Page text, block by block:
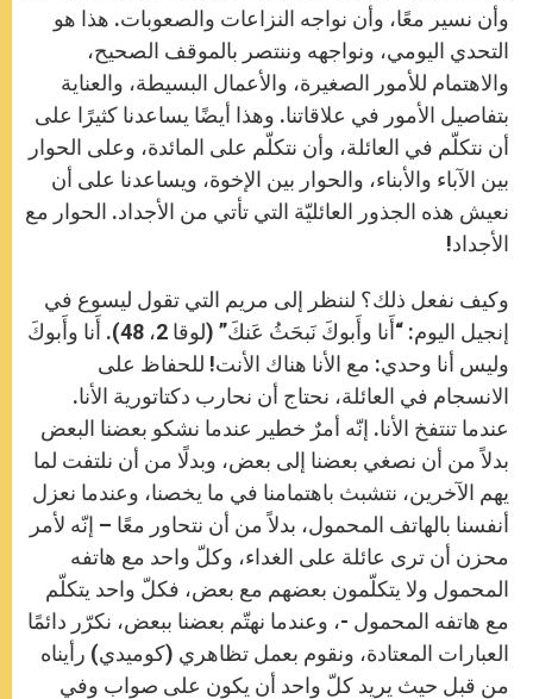
وأن نسير معًا، وأن نواجه النزاعات والصعوبات. هذا هو
التحدي اليومي، ونواجهه وننتصر بالموقف الصحيح،
والاهتمام للأمور الصغيرة، والأعمال البسيطة، والعناية
بتفاصيل الأمور في علاقاتنا. وهذا أيضًا يساعدنا كثيرًا على
أن نتكلّم في العائلة، وأن نتكلّم على المائدة، وعلى الحوار
بين الآباء والأبناء، والحوار بين الإخوة، ويساعدنا على أن
نعيش هذه الجذور العائليّة التي تأتي من الأجداد. الحوار مع
الأجداد!
وكيف نفعل ذلك؟ لننظر إلى مريم التي تقول ليسوع في
إنجيل اليوم: “أَنا وأَبوكَ نَبحَثُ عَنكَ” (لوقا 2، 48). أَنا وأَبوكَ
وليس أنا وحدي: مع الأنا هناك الأنت! للحفاظ على
الانسجام في العائلة، نحتاج أن نحارب دكتاتورية الأنا.
عندما تنتفخ الأنا. إنّه أمرٌ خطير عندما نشكو بعضنا البعض
بدلاً من أن نصغي بعضنا إلى بعض، وبدلًا من أن نلتفت لما
يهم الآخرين، نتشبث باهتمامنا في ما يخصنا، وعندما نعزل
أنفسنا بالهاتف المحمول، بدلاً من أن نتحاور معًا – إنّه لأمر
محزن أن ترى عائلة على الغداء، وكلّ واحد مع هاتفه
المحمول ولا يتكلّمون بعضهم مع بعض، فكلّ واحد يتكلّم
مع هاتفه المحمول -، وعندما نهتّم بعضنا ببعض، نكرّر دائمًا
العبارات المعتادة، ونقوم بعمل تظاهري (كوميدي) رأيناه
من قبل حيث يريد كلّ واحد أن يكون على صواب وفي